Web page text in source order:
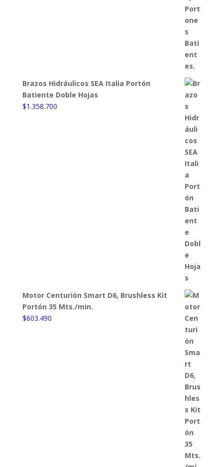
Brazos Hidráulicos SEA Italia Portón
Batiente Doble Hojas
$1.358.700
Motor Centurión Smart D6, Brushless Kit
Portón 35 Mts./min.
$603.490